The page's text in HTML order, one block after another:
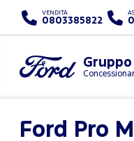
VENDITA
0803385822
Gruppo
Ford Pro